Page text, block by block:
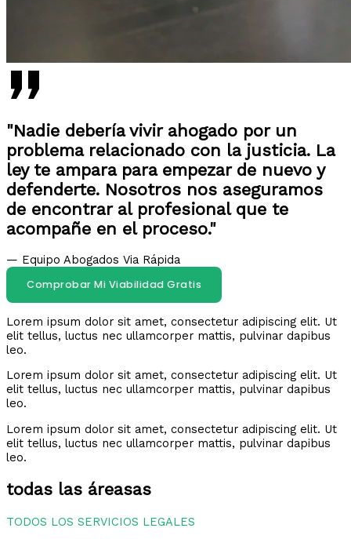
"Nadie debería vivir ahogado por un
problema relacionado con la justicia. La
ley te ampara para empezar de nuevo y
defenderte. Nosotros nos aseguramos
de encontrar al profesional que te
acompañe en el proceso."
— Equipo Abogados Via Rápida
Comprobar Mi Viabilidad Gratis
Lorem ipsum dolor sit amet, consectetur adipiscing elit. Ut
elit tellus, luctus nec ullamcorper mattis, pulvinar dapibus
leo.
Lorem ipsum dolor sit amet, consectetur adipiscing elit. Ut
elit tellus, luctus nec ullamcorper mattis, pulvinar dapibus
leo.
Lorem ipsum dolor sit amet, consectetur adipiscing elit. Ut
elit tellus, luctus nec ullamcorper mattis, pulvinar dapibus
leo.
todas las áreasas
TODOS LOS SERVICIOS LEGALES